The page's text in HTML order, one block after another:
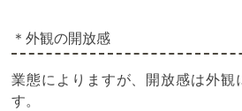
＊外観の開放感
業態によりますが、開放感は外観
す。